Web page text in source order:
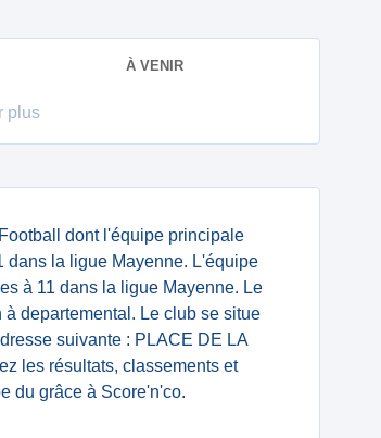
À VENIR
plus
dont l'équipe principale
dans la ligue Mayenne. L'équipe
à 11 dans la ligue Mayenne. Le
departemental. Le club se situe
suivante : PLACE DE LA
les résultats, classements et
du grâce à Score'n'co.